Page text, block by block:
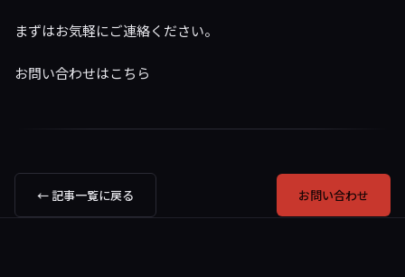
まずはお気軽にご連絡ください。
お問い合わせはこちら
← 記事一覧に戻る お問い合わせ